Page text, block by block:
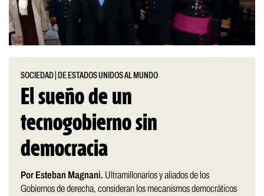
SOCIEDAD DE ESTADOS UNIDOS AL MUNDO
El sueño de un
tecnogobierno sin
democracia
Por Esteban Magnani. Ultramillonarios y aliados de los
Gobiernos de derecha, consideran los mecanismos democráticos